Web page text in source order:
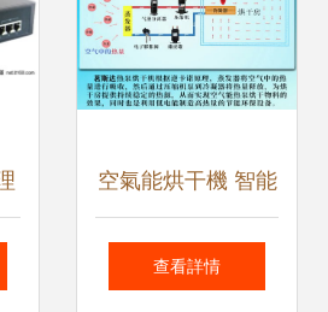
空氣能烘干機 智能
化解決方案，助力
查看詳情